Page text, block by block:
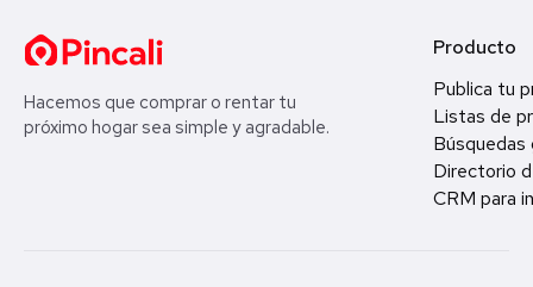
Hacemos que comprar o rentar tu
próximo hogar sea simple y agradable.
Producto
Publica tu
Listas de
Búsquedas
Directorio
CRM para